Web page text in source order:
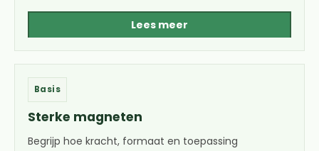
Lees meer
Basis
Sterke magneten
Begrijp hoe kracht, formaat en toepassing